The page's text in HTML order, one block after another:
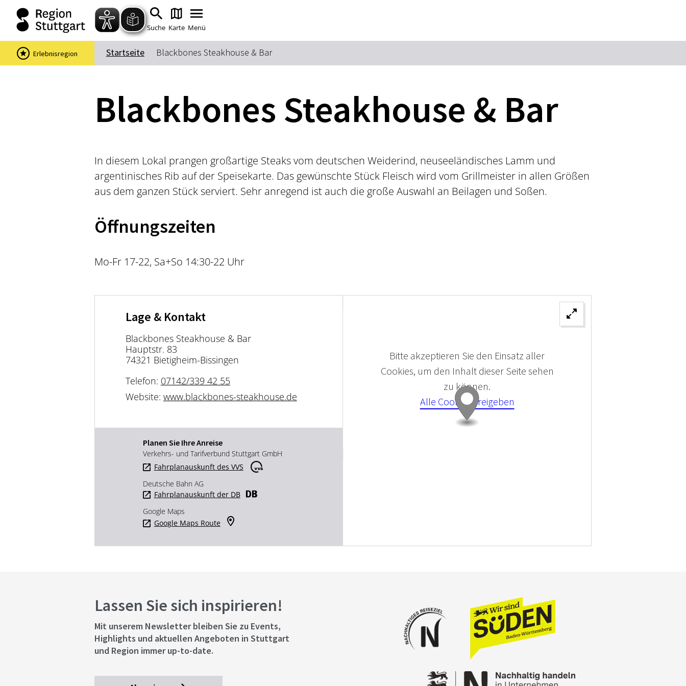
Suche Karte Menü
Suchbegriff
Das könnte Sie interessieren
Wein
Wandern
Startseite Blackbones Steakhouse & Bar
Erlebnisregion
Blackbones Steakhouse & Bar
In diesem Lokal prangen großartige Steaks vom deutschen Weiderind, neuseeländisches Lamm und
argentinisches Rib auf der Speisekarte. Das gewünschte Stück Fleisch wird vom Grillmeister in allen Größen
aus dem ganzen Stück serviert. Sehr anregend ist auch die große Auswahl an Beilagen und Soßen.
Öffnungszeiten
Mo-Fr 17-22, Sa+So 14:30-22 Uhr
Lage & Kontakt
Blackbones Steakhouse & Bar
Hauptstr. 83
74321 Bietigheim-Bissingen
Telefon: 07142/339 42 55
Website: www.blackbones-steakhouse.de
Planen Sie Ihre Anreise
Verkehrs- und Tarifverbund Stuttgart GmbH
Fahrplanauskunft des VVS
Deutsche Bahn AG
Fahrplanauskunft der DB
Google Maps
Google Maps Route
Bitte akzeptieren Sie den Einsatz aller
Cookies, um den Inhalt dieser Seite sehen
zu können.
Alle Cookies Freigeben
Lassen Sie sich inspirieren!
Mit unserem Newsletter bleiben Sie zu Events,
Highlights und aktuellen Angeboten in Stuttgart
und Region immer up-to-date.